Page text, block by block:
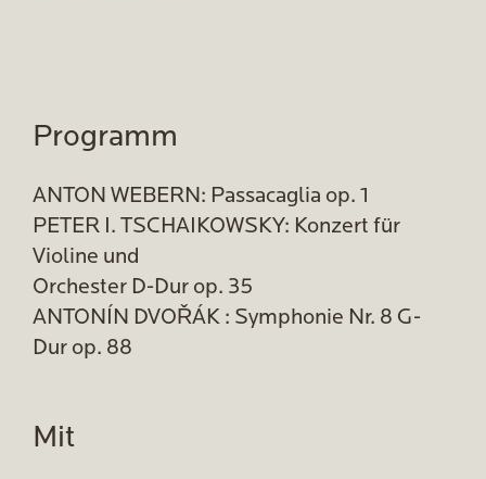
Programm
ANTON WEBERN: Passacaglia op. 1
PETER I. TSCHAIKOWSKY: Konzert für
Violine und
Orchester D-Dur op. 35
ANTONÍN DVOŘÁK : Symphonie Nr. 8 G-
Dur op. 88
Mit